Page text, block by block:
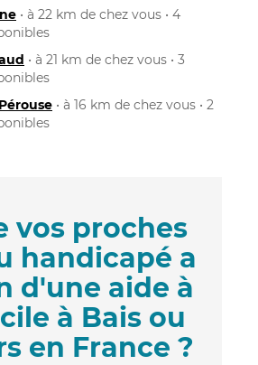
• à 22 km de chez vous • 4
• à 21 km de chez vous • 3
• à 16 km de chez vous • 2
vos proches
handicapé a
d'une aide à
à Bais ou
en France ?